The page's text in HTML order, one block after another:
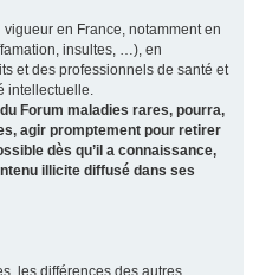
en France, notamment en
insultes, …), en
et des professionnels de santé et
intellectuelle.
Forum maladies rares, pourra,
agir promptement pour retirer
dès qu’il a connaissance,
illicite diffusé dans ses
les différences des autres